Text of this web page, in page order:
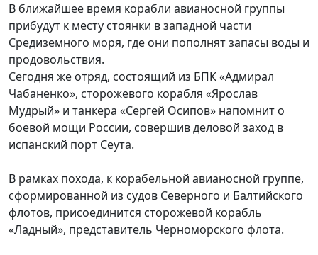
В ближайшее время корабли авианосной группы
прибудут к месту стоянки в западной части
Средиземного моря, где они пополнят запасы воды и
продовольствия.
Сегодня же отряд, состоящий из БПК «Адмирал
Чабаненко», сторожевого корабля «Ярослав
Мудрый» и танкера «Сергей Осипов» напомнит о
боевой мощи России, совершив деловой заход в
испанский порт Сеута.
В рамках похода, к корабельной авианосной группе,
сформированной из судов Северного и Балтийского
флотов, присоединится сторожевой корабль
«Ладный», представитель Черноморского флота.